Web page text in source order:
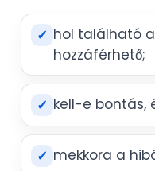
✓ hol található
hozzáférhető;
✓ kell-e bontás,
✓ mekkora a